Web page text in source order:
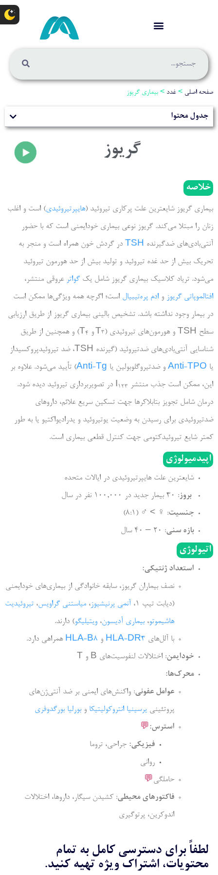
صفحه اصلی > غدد > بیماری گریوز
جدول محتوا
گریوز
خلاصه
بیماری گریوز شایعترین علت پرکاری تیروئید (هایپرتیروئیدی) است و اغلب
زنان را مبتلا می‌کند. گریوز نوعی بیماری خودایمنی است که با حضور
آنتی‌بادی‌های ضدگیرنده TSH در گردش خون همراه است و منجر به
تحریک بیش از حد غده تیروئید و تولید بیش از حد هورمون تیروئید
می‌شود. تریاد کلاسیک بیماری گریوز شامل یک گواتر عروقی منتشر،
افتالموپاتی گریوز و ادم پره‌تیبیال است؛ اگرچه همه ویژگی‌ها ممکن است
در بیمار وجود نداشته باشد. تشخیص بالینی بیماری گریوز از طریق ارزیابی
سطح TSH و هورمون‌های تیروئیدی (T
3 و T 4
) و همچنین از طریق
شناسایی آنتی‌بادی‌های ضدتیروئید (گیرنده TSH، ضد تیروئیدپروکسیداز
یا Anti-TPO و ضدتیروگلوبولین یا Anti-Tg) تأیید می‌شود. علاوه بر
این، ممکن است جذب منتشر I
123
در تصویربرداری تیروئید دیده شود.
درمان شامل تجویز بتابلاکرها جهت تسكين سريع علائم، داروهاي
ضدتيروئيدی براي رسيدن به وضعيت يوتيروئيد و یدرادیواکتیو يا به طور
کمتر شایع تيروئيدكتومي جهت كنترل قطعي بيماري است.
اپیدمیولوژی
شایعترین علت هایپرتیروئیدی در ایالات متحده
بروز: 30 بیمار جدید در 100,000 نفر در سال
جنسیت: ♀ > ♂ (8:1)
بازه سنی: 20 – 40 سال
اتیولوژی
استعداد ژنتیکی:
نصف بیماران گریوز، سابقه خانوادگی از بیماری‌های خودایمنی
(دیابت تیپ 1،
آنمی پرنیشیوز، میاستنی گراویس، تیروئیدیت
هاشیموتو، بیماری آدیسون، ویتیلیگو) دارند.
با آلل‌های HLA-DR3 و HLA-B8 همراهی دارد.
خودایمن: اختلالات لنفوسیت‌های B و T
محرک‌‌ها:
عوامل عفونی: واکنش‌های ایمنی بر ضد آنتی‌ژن‌های
پروتئینی یرسینیا انتروکولیتیکا و بورلیا بورگدوفری
استرس:💬
فیزیکی: جراحی، تروما
روانی
حاملگی💬
فاکتورهای محیطی: کشیدن سیگار، داروها، اختلالات
اندوکرین، پرتوگیری
لطفاً برای دسترسی کامل به تمام
محتویات، اشتراک ویژه تهیه کنید.